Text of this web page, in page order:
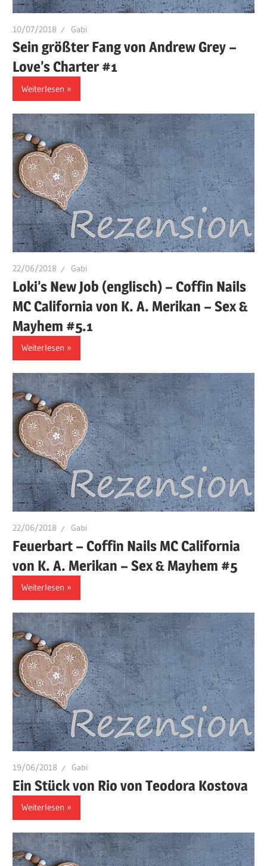
10/07/2018 Gabi
Sein größter Fang von Andrew Grey –
Love’s Charter #1
Weiterlesen
22/06/2018 Gabi
Loki’s New Job (englisch) – Coffin Nails
MC California von K. A. Merikan – Sex &
Mayhem #5.1
Weiterlesen
22/06/2018 Gabi
Feuerbart – Coffin Nails MC California
von K. A. Merikan – Sex & Mayhem #5
Weiterlesen
19/06/2018 Gabi
Ein Stück von Rio von Teodora Kostova
Weiterlesen